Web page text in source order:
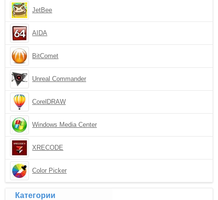
JetBee
AIDA
BitComet
Unreal Commander
CorelDRAW
Windows Media Center
XRECODE
Color Picker
Категории